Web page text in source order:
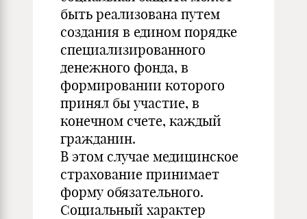
быть реализована путем
создания в едином порядке
специализированного
денежного фонда, в
формировании которого
принял бы участие, в
конечном счете, каждый
гражданин.
В этом случае медицинское
страхование принимает
форму обязательного.
Социальный характер